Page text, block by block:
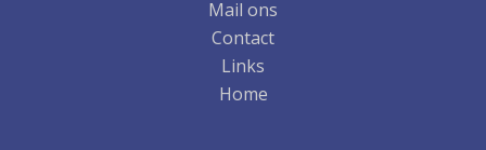
Mail ons
Contact
Links
Home